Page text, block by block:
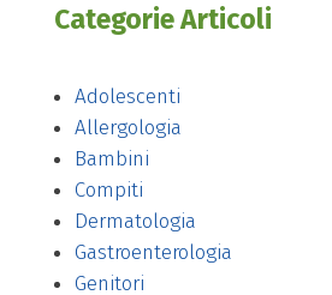
Categorie Articoli
Adolescenti
Allergologia
Bambini
Compiti
Dermatologia
Gastroenterologia
Genitori